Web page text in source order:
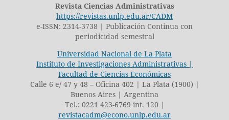
Revista Ciencias Administrativas
https://revistas.unlp.edu.ar/CADM
e-ISSN: 2314-3738 | Publicación Continua con
periodicidad semestral
Universidad Nacional de La Plata
Instituto de Investigaciones Administrativas |
Facultad de Ciencias Económicas
Calle 6 e/ 47 y 48 – Oficina 402 | La Plata (1900) |
Buenos Aires | Argentina
Tel.: 0221 423-6769 int. 120 |
revistacadm@econo.unlp.edu.ar